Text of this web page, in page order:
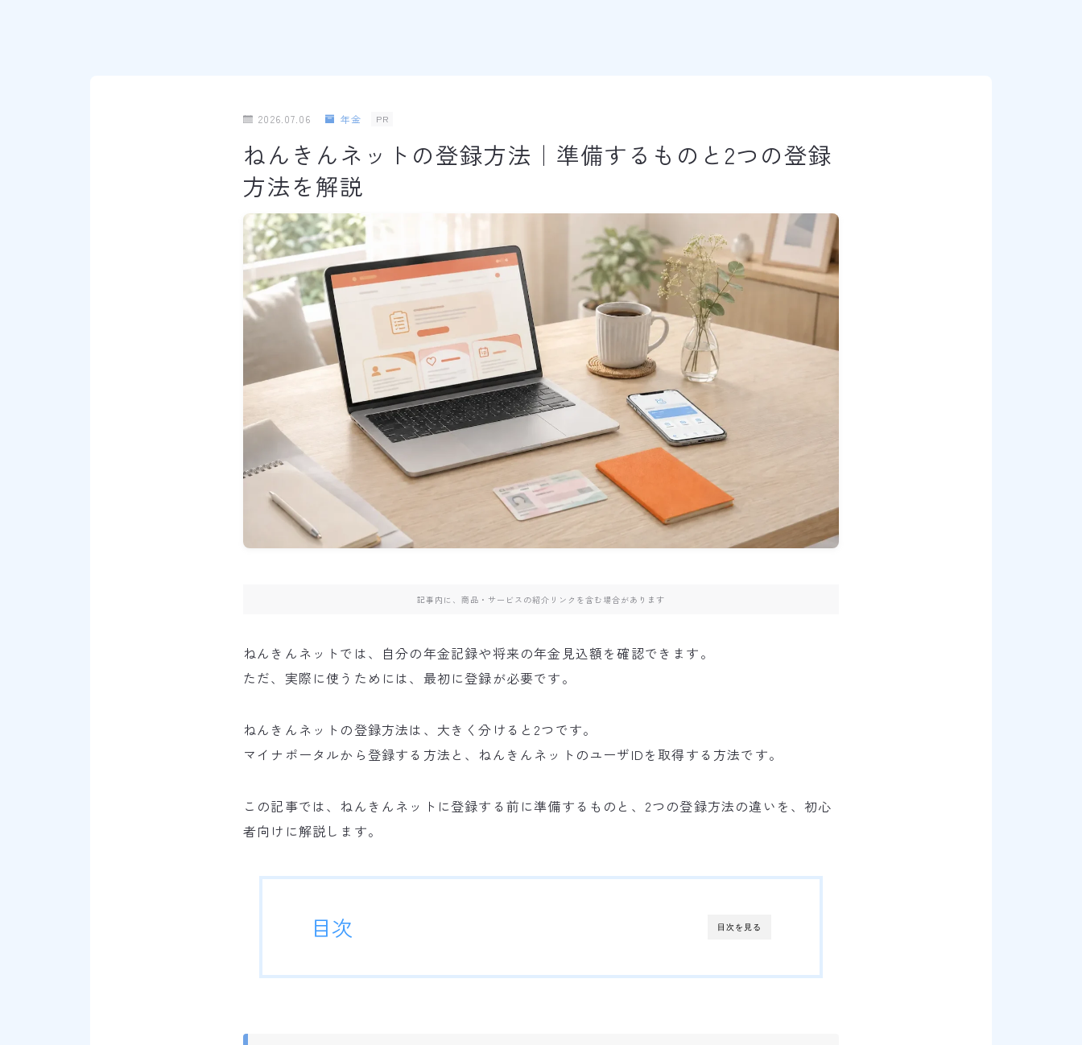
2026.07.06 年金 PR
ねんきんネットの登録方法｜準備するものと2つの登録
方法を解説
記事内に、商品・サービスの紹介リンクを含む場合があります
ねんきんネットでは、自分の年金記録や将来の年金見込額を確認できます。
ただ、実際に使うためには、最初に登録が必要です。
ねんきんネットの登録方法は、大きく分けると2つです。
マイナポータルから登録する方法と、ねんきんネットのユーザIDを取得する方法です。
この記事では、ねんきんネットに登録する前に準備するものと、2つの登録方法の違いを、初心
者向けに解説します。
目次を見る
目次